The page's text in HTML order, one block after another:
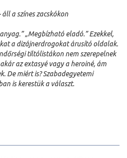
a színes zacskókon
„Megbízható eladó.” Ezekkel,
a dizájnerdrogokat árusító oldalak.
tiltólistákon nem szerepelnek
az extasyé vagy a heroiné, ám
De miért is? Szabadegyetemi
is kerestük a választ.